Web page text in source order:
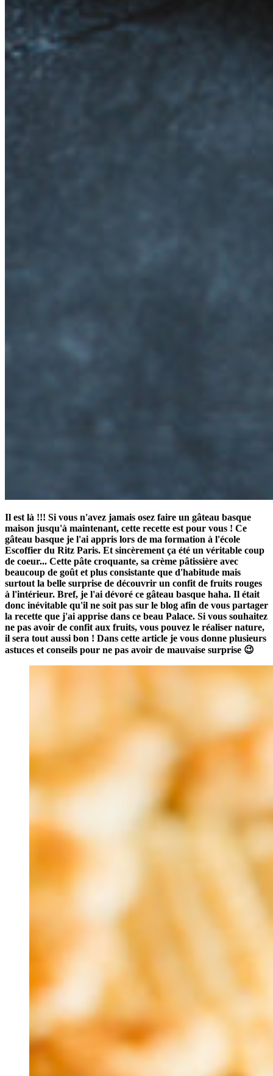
Il est là !!! Si vous n'avez jamais osez faire un gâteau basque
maison jusqu'à maintenant, cette recette est pour vous ! Ce
gâteau basque je l'ai appris lors de ma formation à l'école
Escoffier du Ritz Paris. Et sincèrement ça été un véritable coup
de coeur... Cette pâte croquante, sa crème pâtissière avec
beaucoup de goût et plus consistante que d'habitude mais
surtout la belle surprise de découvrir un confit de fruits rouges
à l'intérieur. Bref, je l'ai dévoré ce gâteau basque haha. Il était
donc inévitable qu'il ne soit pas sur le blog afin de vous partager
la recette que j'ai apprise dans ce beau Palace. Si vous souhaitez
ne pas avoir de confit aux fruits, vous pouvez le réaliser nature,
il sera tout aussi bon ! Dans cette article je vous donne plusieurs
astuces et conseils pour ne pas avoir de mauvaise surprise 😉